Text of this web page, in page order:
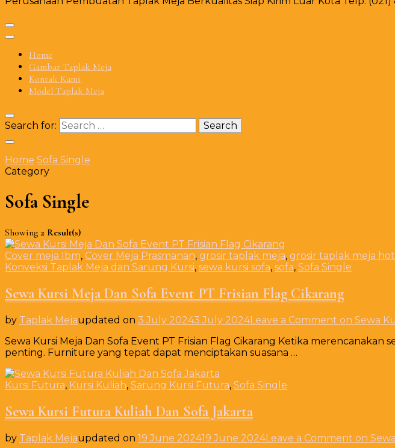
Home
Gambar Taplak Meja
Kontak Kami
Model Taplak Meja
Search for:
Home Sofa Single
Category
Sofa Single
Showing 2 Result(s)
Cover meja Ibm, Cover Meja Prasmanan, grosir taplak meja, grosir taplak meja
Konveksi Taplak Meja dan Sarung Kursi, sewa kursi sofa, sofa, Sofa Single
Sewa Kursi Meja Dan Sofa Event PT Frisian Flag Cikarang
by Taplak Mejaupdated on 3 July 20243 July 2024Leave a Comment on Sewa
Sewa Kursi Meja Dan Sofa Event PT Frisian Flag Cikarang Ketika
penting. Furniture yang tepat dapat menciptakan suasana …
Kursi Futura, Kursi Kuliah, Sarung Kursi Futura, Sofa Single
Sewa Kursi Futura Kuliah Dan Sofa Jakarta
by Taplak Mejaupdated on 19 June 202419 June 2024Leave a Comment on